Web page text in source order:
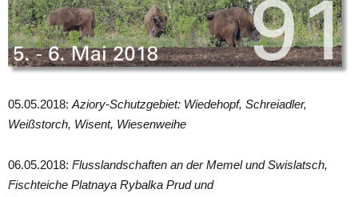
05.05.2018: Aziory-Schutzgebiet: Wiedehopf, Schreiadler,
Weißstorch, Wisent, Wiesenweihe
06.05.2018: Flusslandschaften an der Memel und Swislatsch,
Fischteiche Platnaya Rybalka Prud und